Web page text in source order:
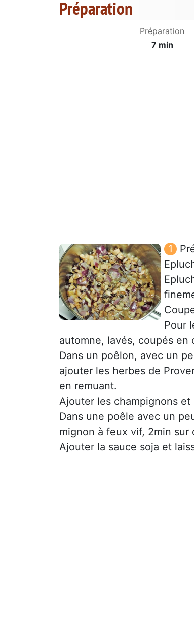
Préparation
Préparation
7 min
Pour
automne, lavés, coupés
Dans un poêlon, avec un
ajouter les herbes de
en remuant.
Ajouter les champignons
Dans une poêle avec un
mignon à feux vif, 2min sur
Ajouter la sauce soja et